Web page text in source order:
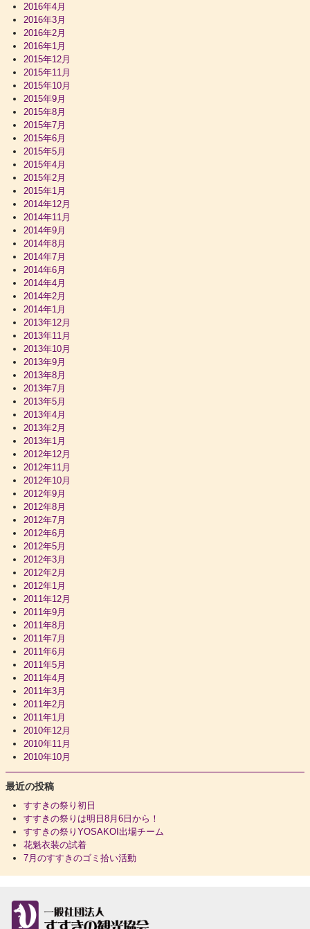
2016年4月
2016年3月
2016年2月
2016年1月
2015年12月
2015年11月
2015年10月
2015年9月
2015年8月
2015年7月
2015年6月
2015年5月
2015年4月
2015年2月
2015年1月
2014年12月
2014年11月
2014年9月
2014年8月
2014年7月
2014年6月
2014年4月
2014年2月
2014年1月
2013年12月
2013年11月
2013年10月
2013年9月
2013年8月
2013年7月
2013年5月
2013年4月
2013年2月
2013年1月
2012年12月
2012年11月
2012年10月
2012年9月
2012年8月
2012年7月
2012年6月
2012年5月
2012年3月
2012年2月
2012年1月
2011年12月
2011年9月
2011年8月
2011年7月
2011年6月
2011年5月
2011年4月
2011年3月
2011年2月
2011年1月
2010年12月
2010年11月
2010年10月
最近の投稿
すすきの祭り初日
すすきの祭りは明日8月6日から！
すすきの祭りYOSAKOI出場チーム
花魁衣装の試着
7月のすすきのゴミ拾い活動